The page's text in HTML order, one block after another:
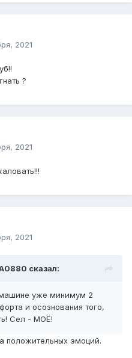
2021
?
2021
2021
сказал:
уже минимум 2
и осознования того,
Сел - МОЁ!
положительных эмоций.